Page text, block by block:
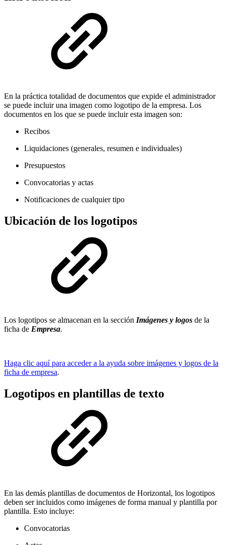
En la práctica totalidad de documentos que expide el administrador
se puede incluir una imagen como logotipo de la empresa. Los
documentos en los que se puede incluir esta imagen son:
Recibos
Liquidaciones (generales, resumen e individuales)
Presupuestos
Convocatorias y actas
Notificaciones de cualquier tipo
Ubicación de los logotipos
Los logotipos se almacenan en la sección Imágenes y logos de la
ficha de Empresa.
Haga clic aquí para acceder a la ayuda sobre imágenes y logos de la
ficha de empresa.
Logotipos en plantillas de texto
En las demás plantillas de documentos de Horizontal, los logotipos
deben ser incluidos como imágenes de forma manual y plantilla por
plantilla. Esto incluye:
Convocatorias